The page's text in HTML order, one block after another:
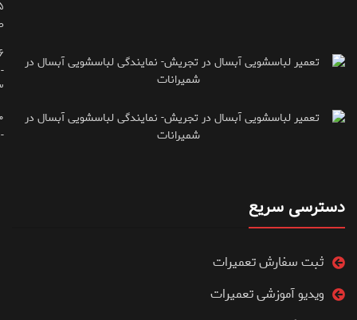
-
-
دسترسی سریع
ثبت سفارش تعمیرات
ویدیو آموزشی تعمیرات